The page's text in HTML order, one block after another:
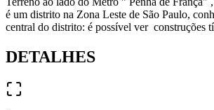
é um distrito na Zona Leste de São Paulo,
central do distrito: é possível ver construções
DETALHES